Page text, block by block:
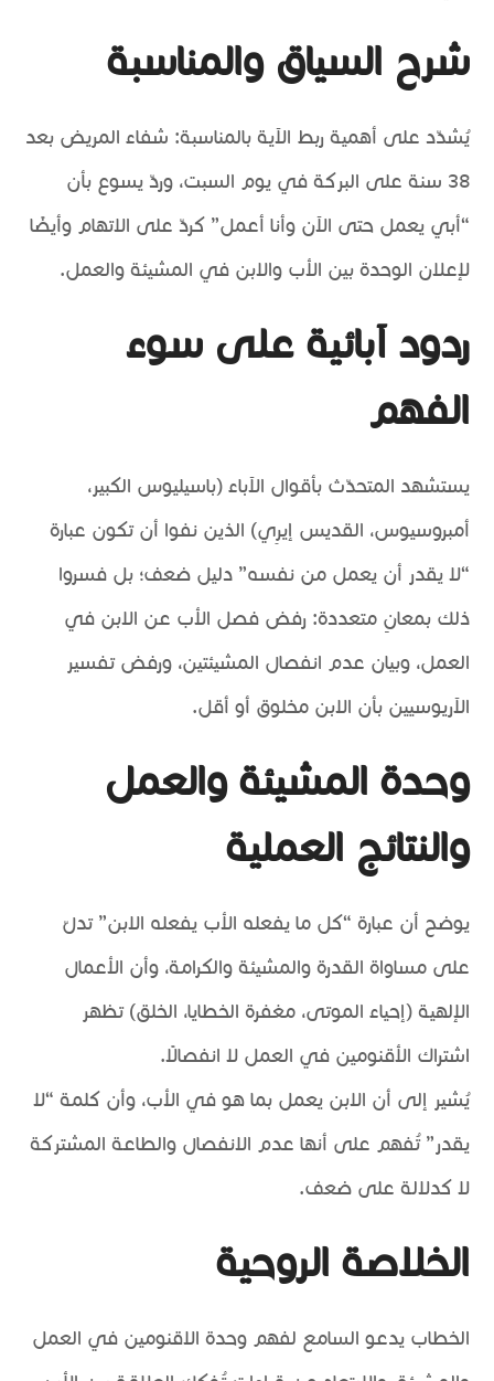
شرح السياق والمناسبة
يُشدّد على أهمية ربط الآية بالمناسبة: شفاء المريض بعد
38 سنة على البركة في يوم السبت، وردّ يسوع بأن
“أبي يعمل حتى الآن وأنا أعمل” كردّ على الاتهام وأيضًا
لإعلان الوحدة بين الأب والابن في المشيئة والعمل.
ردود آبائية على سوء
الفهم
يستشهد المتحدّث بأقوال الآباء (باسيليوس الكبير،
أمبروسيوس، القديس إيرِي) الذين نفوا أن تكون عبارة
“لا يقدر أن يعمل من نفسه” دليل ضعف؛ بل فسروا
ذلك بمعانٍ متعددة: رفض فصل الأب عن الابن في
العمل، وبيان عدم انفصال المشيئتين، ورفض تفسير
الآريوسيين بأن الابن مخلوق أو أقل.
وحدة المشيئة والعمل
والنتائج العملية
يوضح أن عبارة “كل ما يفعله الأب يفعله الابن” تدلّ
على مساواة القدرة والمشيئة والكرامة، وأن الأعمال
الإلهية (إحياء الموتى، مغفرة الخطايا، الخلق) تظهر
اشتراك الأقنومين في العمل لا انفصالًا.
يُشير إلى أن الابن يعمل بما هو في الأب، وأن كلمة “لا
يقدر” تُفهم على أنها عدم الانفصال والطاعة المشتركة
لا كدلالة على ضعف.
الخلاصة الروحية
الخطاب يدعو السامع لفهم وحدة الاقنومين في العمل